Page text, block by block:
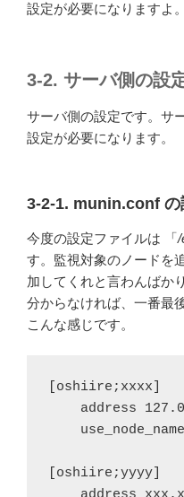
設定が必要になりますよ。
3-2. サーバ側の設
サーバ側の設定です。サ
設定が必要になります。
3-2-1. munin.conf の
今度の設定ファイルは 「/
す。監視対象のノードを
加してくれと言わんばか
分からなければ、一番最
こんな感じです。
[oshiire;xxxx]
address
[oshiire;yyyy]